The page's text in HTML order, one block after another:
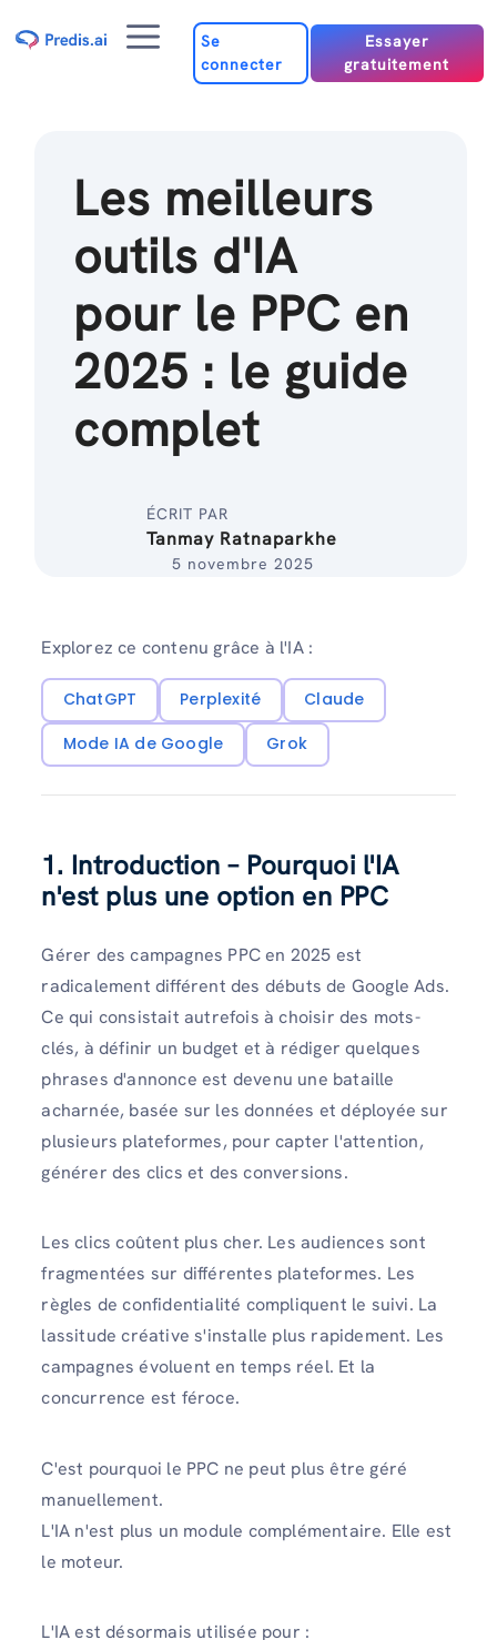
au
Menu
Se
connecter
Essayer
gratuitement
Les meilleurs
outils d'IA
pour le PPC en
2025 : le guide
complet
ÉCRIT PAR
Tanmay Ratnaparkhe
5 novembre 2025
Explorez ce contenu grâce à l'IA :
ChatGPT Perplexité
Claude
Mode IA de Google
Grok
1. Introduction – Pourquoi l'IA
n'est plus une option en PPC
Gérer des campagnes PPC en 2025 est
radicalement différent des débuts de Google Ads.
Ce qui consistait autrefois à choisir des mots-
clés, à définir un budget et à rédiger quelques
phrases d'annonce est devenu une bataille
acharnée, basée sur les données et déployée sur
plusieurs plateformes, pour capter l'attention,
générer des clics et des conversions.
Les clics coûtent plus cher. Les audiences sont
fragmentées sur différentes plateformes. Les
règles de confidentialité compliquent le suivi. La
lassitude créative s'installe plus rapidement. Les
campagnes évoluent en temps réel. Et la
concurrence est féroce.
C'est pourquoi le PPC ne peut plus être géré
manuellement.
L'IA n'est plus un module complémentaire. Elle est
le moteur.
L'IA est désormais utilisée pour :